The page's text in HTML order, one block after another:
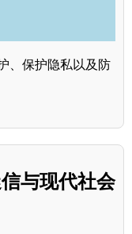
、保护隐私以及防
与现代社会